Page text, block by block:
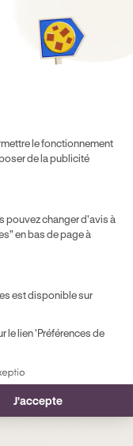
le fonctionnement
de la publicité
pouvez changer d'avis à
en bas de page à
est disponible sur
le lien 'Préférences de
J'accepte